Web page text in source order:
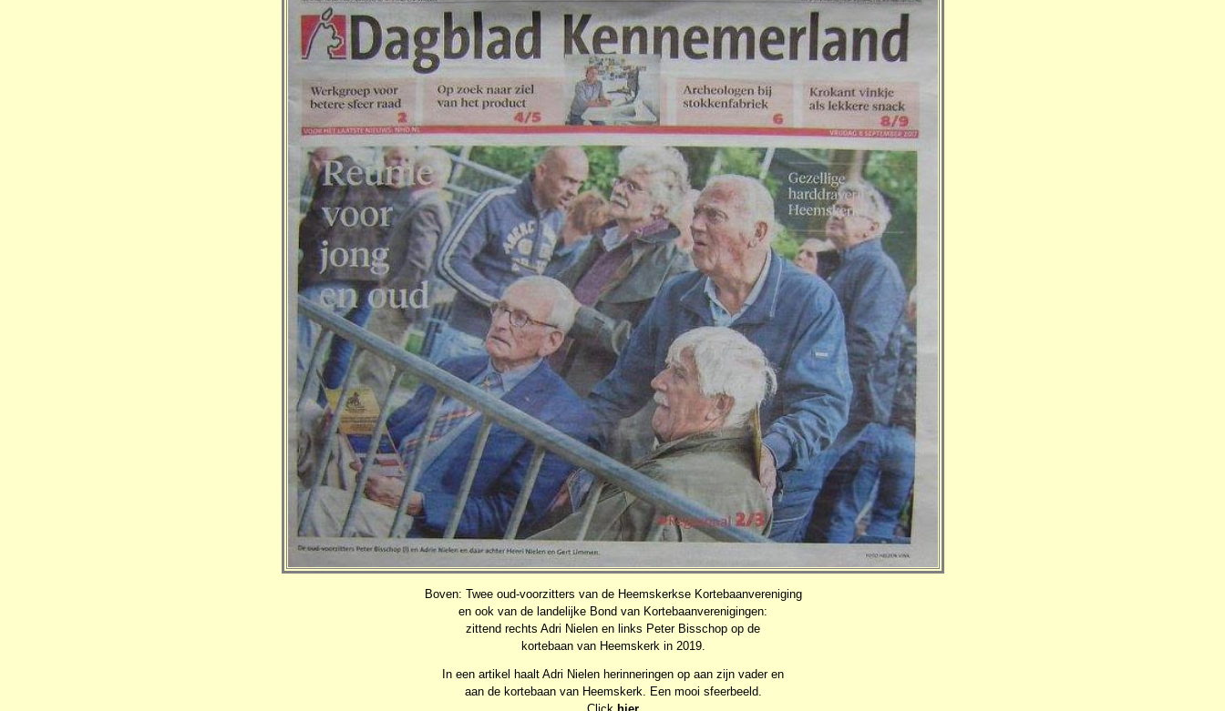
Boven: Twee oud-voorzitters van de Heemskerkse Kortebaanvereniging
en ook van de landelijke Bond van Kortebaanverenigingen:
zittend rechts Adri Nielen en links Peter Bisschop op de
kortebaan van Heemskerk in 2019.
In een artikel haalt Adri Nielen herinneringen op aan zijn vader en
aan de kortebaan van Heemskerk. Een mooi sfeerbeeld.